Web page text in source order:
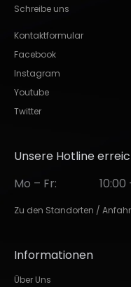
Schreibe uns
Kontaktformular
Facebook
Instagram
Youtube
Twitter
Unsere Hotline
Mo – Fr:
10:00
Zu den Standorten /
Informationen
Über Uns